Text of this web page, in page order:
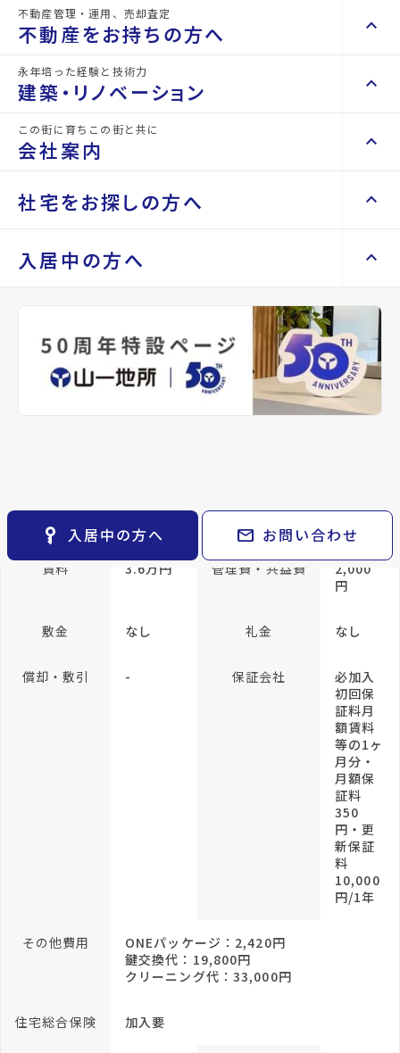
不動産を買いたい方へ keyboard_arrow_right
space_dashboard
エリアから探す
space_dashboard
土地を探す
エリアから探す
train
路線から探す
事業用・投資用を探す keyboard_arrow_right
検索条件
閲覧履歴 keyboard_arrow_right
ご購入の流れ・諸費用
不動産管理・運用、売却査定
不動産をお持ちの方へ keyboard_arrow_up
不動産をお持ちの方へ keyboard_arrow_right
山一地所の賃貸管理
不動産を貸すまでの流れ
空き家サポートサービス
不動産を売却したい keyboard_arrow_right
相続相談をしたい keyboard_arrow_right
不動産に投資したい keyboard_arrow_right
永年培った経験と技術力
建築・リノベーション keyboard_arrow_up
建築・リノベーション keyboard_arrow_right
Renotta（リノッタ） keyboard_arrow_right
この街に育ちこの街と共に
会社案内 keyboard_arrow_up
会社案内 keyboard_arrow_right
会社概要・沿革 keyboard_arrow_right
keyboard_arrow_right
パーパス keyboard_arrow_right
CM紹介
社宅をお探しの方へ keyboard_arrow_up
社宅をお探しの方へ keyboard_arrow_right
keyboard_arrow_right
レンタルオフィス keyboard_arrow_right
貸会議室 keyboard_arrow_right
open_in_new
入居中の方へ keyboard_arrow_up
keyboard_arrow_right
退去される方へ keyboard_arrow_right
※準備中 住まいのしおり（PDF）
key_vertical 入居中の方へ mail お問い合わせ
詳細情報 details
物件名 ダイワコート
所在地 宮城県仙台市宮城野区平成1丁目
仙石線/陸前原ノ町駅 徒歩10分
04月
間取り 1K 間取り内訳
洋室
9.5 帖
K 3 帖
所在階/階建
賃料 3.6万円 管理費・共益費
2,000
円
敷金 なし 礼金 なし
償却・敷引 - 保証会社
必加入
初回保
証料月
額賃料
等の1ヶ
月分・
月額保
証料
350
円・更
新保証
料
10,000
円/1年
その他費用
ONEパッケージ：2,420円
鍵交換代：19,800円
クリーニング代：33,000円
住宅総合保険 加入要